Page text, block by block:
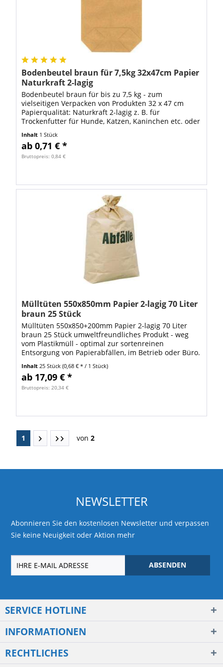
Bodenbeutel braun für 7,5kg 32x47cm Papier
Naturkraft 2-lagig
Bodenbeutel braun für bis zu 7,5 kg - zum
vielseitigen Verpacken von Produkten 32 x 47 cm
Papierqualität: Naturkraft 2-lagig z. B. für
Trockenfutter für Hunde, Katzen, Kaninchen etc. oder
Inhalt 1 Stück
ab 0,71 € *
Bruttopreis: 0,84 €
Mülltüten 550x850mm Papier 2-lagig 70 Liter
braun 25 Stück
Mülltüten 550x850+200mm Papier 2-lagig 70 Liter
braun 25 Stück umweltfreundliches Produkt - weg
vom Plastikmüll - optimal zur sortenreinen
Entsorgung von Papierabfällen, im Betrieb oder Büro.
Inhalt 25 Stück(0,68 € * / 1 Stück)
ab 17,09 € *
Bruttopreis: 20,34 €
1 von 2
NEWSLETTER
Abonnieren Sie den kostenlosen Newsletter und verpassen
Sie keine Neuigkeit oder Aktion mehr
ABSENDEN
SERVICE HOTLINE
INFORMATIONEN
RECHTLICHES